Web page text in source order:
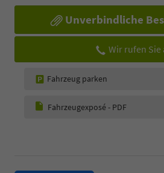
Unverbindliche
Wir rufen Sie
Fahrzeug parken
Fahrzeugexposé - PDF